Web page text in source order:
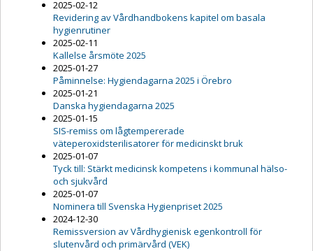
2025-02-12
Revidering av Vårdhandbokens kapitel om basala
hygienrutiner
2025-02-11
Kallelse årsmöte 2025
2025-01-27
Påminnelse: Hygiendagarna 2025 i Örebro
2025-01-21
Danska hygiendagarna 2025
2025-01-15
SIS-remiss om lågtempererade
väteperoxidsterilisatorer för medicinskt bruk
2025-01-07
Tyck till: Stärkt medicinsk kompetens i kommunal hälso-
och sjukvård
2025-01-07
Nominera till Svenska Hygienpriset 2025
2024-12-30
Remissversion av Vårdhygienisk egenkontroll för
slutenvård och primärvård (VEK)